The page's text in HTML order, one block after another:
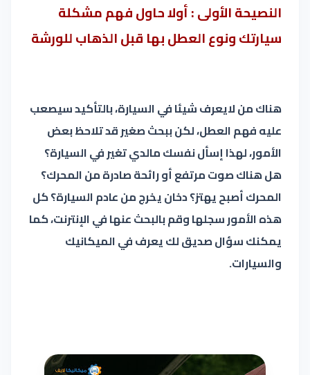
النصيحة الأولى : أولا حاول فهم مشكلة
سيارتك ونوع العطل بها قبل الذهاب للورشة
هناك من لايعرف شيئا في السيارة، بالتأكيد سيصعب
عليه فهم العطل، لكن ببحث صغير قد تلاحظ بعض
الأمور، لهذا إسأل نفسك مالدي تغير في السيارة؟
هل هناك صوت مرتفع أو رائحة صادرة من المحرك؟
المحرك أصبح يهتز؟ دخان يخرج من عادم السيارة؟ كل
هذه الأمور سجلها وقم بالبحث عنها في الإنترنت، كما
يمكنك سؤال صديق لك يعرف في الميكانيك
والسيارات.